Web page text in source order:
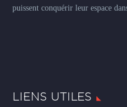
puissent conquérir leur espace
LIENS UTILES